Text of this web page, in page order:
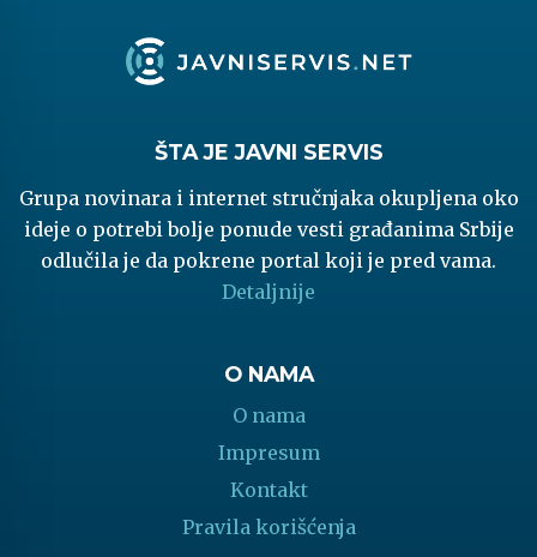
ŠTA JE JAVNI SERVIS
Grupa novinara i internet stručnjaka okupljena oko
ideje o potrebi bolje ponude vesti građanima Srbije
odlučila je da pokrene portal koji je pred vama.
Detaljnije
O NAMA
O nama
Impresum
Kontakt
Pravila korišćenja